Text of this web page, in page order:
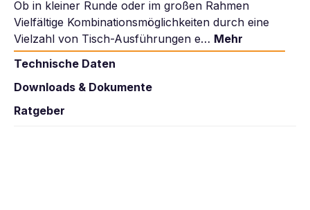
Ob in kleiner Runde oder im großen Rahmen
Vielfältige Kombinationsmöglichkeiten durch eine
Vielzahl von Tisch-Ausführungen e… Mehr
Technische Daten
Downloads & Dokumente
Ratgeber